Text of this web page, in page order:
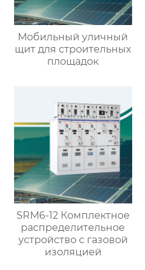
Мобильный уличный
щит для строительных
площадок
SRM6-12 Комплектное
распределительное
устройство с газовой
изоляцией